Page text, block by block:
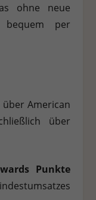
ohne neue
bequem per
American
über
Punkte